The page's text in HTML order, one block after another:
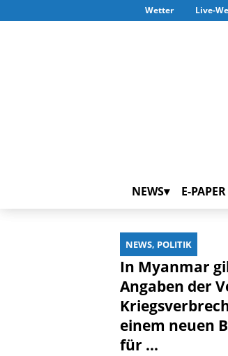
Wetter Live-
NEWS E-PAPER
NEWS, POLITIK
In Myanmar
Angaben der
einem neuen
für ...